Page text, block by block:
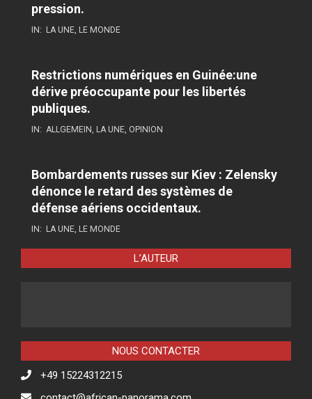
pression.
IN: LA UNE, LE MONDE
Restrictions numériques en Guinée:une
dérive préoccupante pour les libertés
publiques.
IN: ALLGEMEIN, LA UNE, OPINION
Bombardements russes sur Kiev : Zelensky
dénonce le retard des systèmes de
défense aériens occidentaux.
IN: LA UNE, LE MONDE
L’AUTEUR
NOUS CONTACTER
+49 15224312215